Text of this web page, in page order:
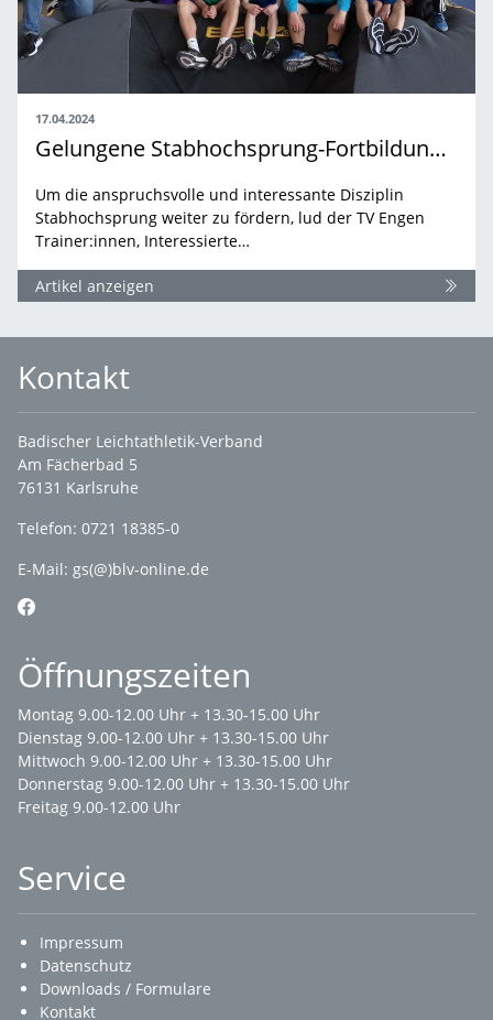
17.04.2024
Gelungene Stabhochsprung-Fortbildung in Engen: Landestrainer Stephan Munz beim dezentralen…
Um die anspruchsvolle und interessante Disziplin
Stabhochsprung weiter zu fördern, lud der TV Engen
Trainer:innen, Interessierte…
Artikel anzeigen
Kontakt
Badischer Leichtathletik-Verband
Am Fächerbad 5
76131 Karlsruhe
Telefon: 0721 18385-0
E-Mail: gs(@)blv-online.de
Öffnungszeiten
Montag 9.00-12.00 Uhr + 13.30-15.00 Uhr
Dienstag 9.00-12.00 Uhr + 13.30-15.00 Uhr
Mittwoch 9.00-12.00 Uhr + 13.30-15.00 Uhr
Donnerstag 9.00-12.00 Uhr + 13.30-15.00 Uhr
Freitag 9.00-12.00 Uhr
Service
Impressum
Datenschutz
Downloads / Formulare
Kontakt